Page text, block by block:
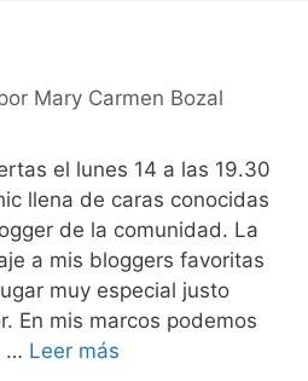
Mary Carmen Bozal
el lunes 14 a las 19.30
llena de caras conocidas
de la comunidad. La
a mis bloggers favoritas
muy especial justo
En mis marcos podemos
… Leer más